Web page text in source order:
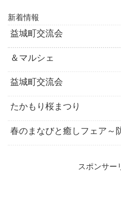
新着情報
益城町交流会
＆マルシェ
益城町交流会
たかもり桜まつり
春のまなびと癒しフェア～
スポンサー